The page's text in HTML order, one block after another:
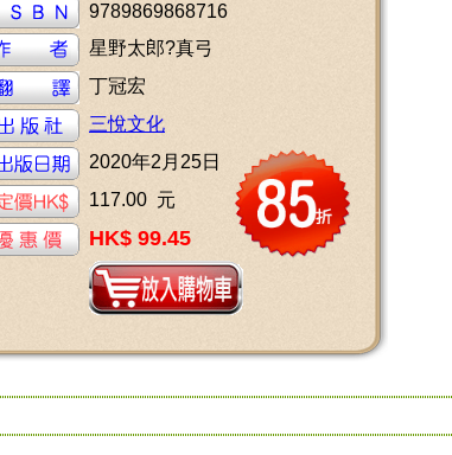
9789869868716
星野太郎?真弓
丁冠宏
三悅文化
2020年2月25日
117.00 元
HK$ 99.45